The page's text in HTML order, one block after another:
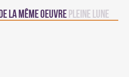
la même oeuvre Pleine lune